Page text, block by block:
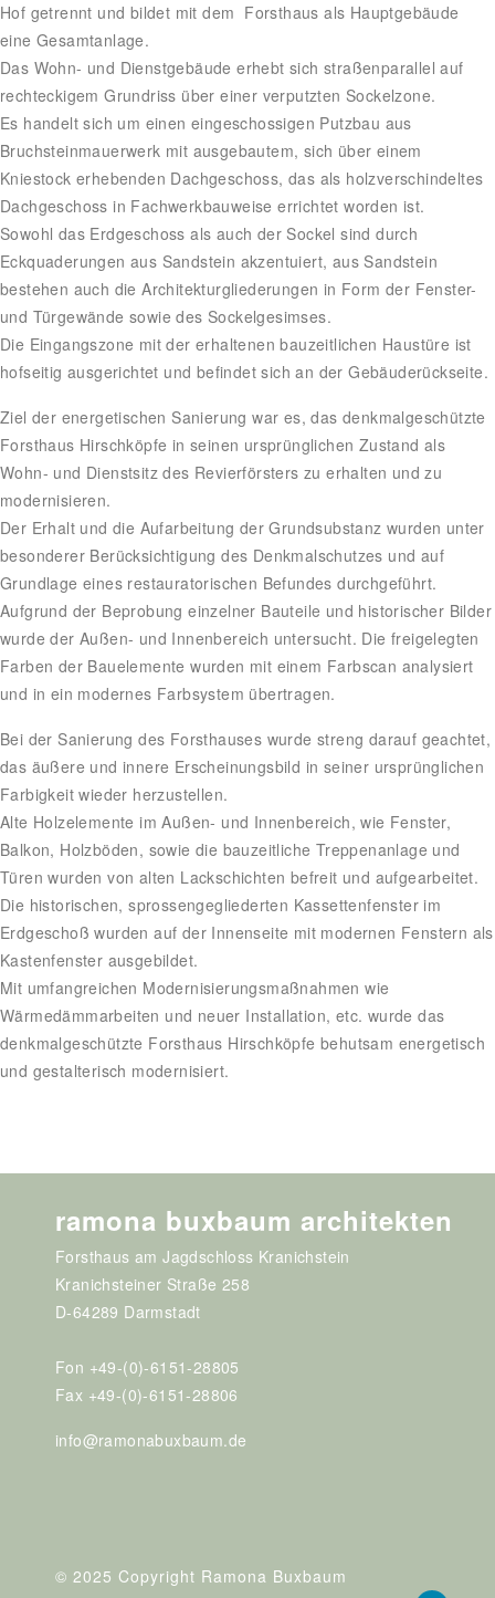
Hof getrennt und bildet mit dem Forsthaus als Hauptgebäude
eine Gesamtanlage.
Das Wohn- und Dienstgebäude erhebt sich straßenparallel auf
rechteckigem Grundriss über einer verputzten Sockelzone.
Es handelt sich um einen eingeschossigen Putzbau aus
Bruchsteinmauerwerk mit ausgebautem, sich über einem
Kniestock erhebenden Dachgeschoss, das als holzverschindeltes
Dachgeschoss in Fachwerkbauweise errichtet worden ist.
Sowohl das Erdgeschoss als auch der Sockel sind durch
Eckquaderungen aus Sandstein akzentuiert, aus Sandstein
bestehen auch die Architekturgliederungen in Form der Fenster-
und Türgewände sowie des Sockelgesimses.
Die Eingangszone mit der erhaltenen bauzeitlichen Haustüre ist
hofseitig ausgerichtet und befindet sich an der Gebäuderückseite.
Ziel der energetischen Sanierung war es, das denkmalgeschützte
Forsthaus Hirschköpfe in seinen ursprünglichen Zustand als
Wohn- und Dienstsitz des Revierförsters zu erhalten und zu
modernisieren.
Der Erhalt und die Aufarbeitung der Grundsubstanz wurden unter
besonderer Berücksichtigung des Denkmalschutzes und auf
Grundlage eines restauratorischen Befundes durchgeführt.
Aufgrund der Beprobung einzelner Bauteile und historischer Bilder
wurde der Außen- und Innenbereich untersucht. Die freigelegten
Farben der Bauelemente wurden mit einem Farbscan analysiert
und in ein modernes Farbsystem übertragen.
Bei der Sanierung des Forsthauses wurde streng darauf geachtet,
das äußere und innere Erscheinungsbild in seiner ursprünglichen
Farbigkeit wieder herzustellen.
Alte Holzelemente im Außen- und Innenbereich, wie Fenster,
Balkon, Holzböden, sowie die bauzeitliche Treppenanlage und
Türen wurden von alten Lackschichten befreit und aufgearbeitet.
Die historischen, sprossengegliederten Kassettenfenster im
Erdgeschoß wurden auf der Innenseite mit modernen Fenstern als
Kastenfenster ausgebildet.
Mit umfangreichen Modernisierungsmaßnahmen wie
Wärmedämmarbeiten und neuer Installation, etc. wurde das
denkmalgeschützte Forsthaus Hirschköpfe behutsam energetisch
und gestalterisch modernisiert.
ramona buxbaum architekten
Forsthaus am Jagdschloss Kranichstein
Kranichsteiner Straße 258
D-64289 Darmstadt
Fon +49-(0)-6151-28805
Fax +49-(0)-6151-28806
info@ramonabuxbaum.de
© 2025 Copyright Ramona Buxbaum